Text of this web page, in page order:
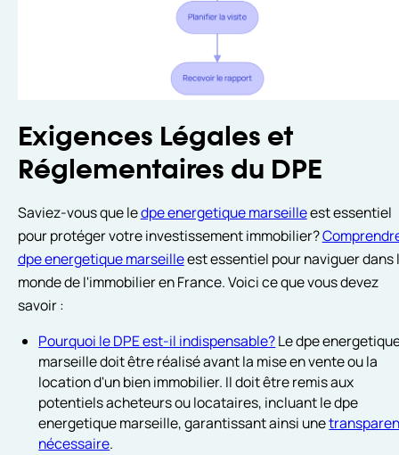
Exigences Légales et
Réglementaires du DPE
Saviez-vous que ledpe energetique marseilleest essentiel
pour protéger votre investissement immobilier?
dpe energetique marseilleest essentiel pour naviguer dans
monde de l'immobilier en France. Voici ce que vous devez
savoir :
Pourquoi le DPE est-il indispensable?Le dpe
marseille doit être réalisé avant la mise en vente ou la
location d'un bien immobilier. Il doit être remis aux
potentiels acheteurs ou locataires, incluant le dpe
energetique marseille, garantissant ainsi une
nécessaire.